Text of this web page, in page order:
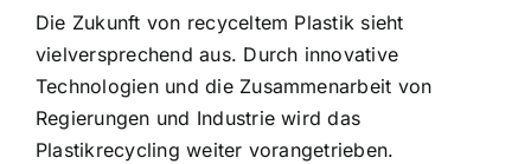
Die Zukunft von recyceltem Plastik sieht
vielversprechend aus. Durch innovative
Technologien und die Zusammenarbeit von
Regierungen und Industrie wird das
Plastikrecycling weiter vorangetrieben.